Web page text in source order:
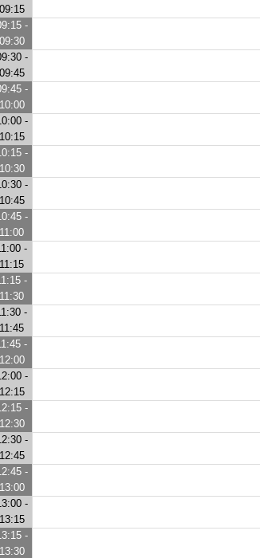
09:15
-
09:30
-
09:45
-
10:00
-
10:15
-
10:30
-
10:45
-
11:00
-
11:15
-
11:30
-
11:45
-
12:00
-
12:15
-
12:30
-
12:45
-
13:00
-
13:15
-
13:30